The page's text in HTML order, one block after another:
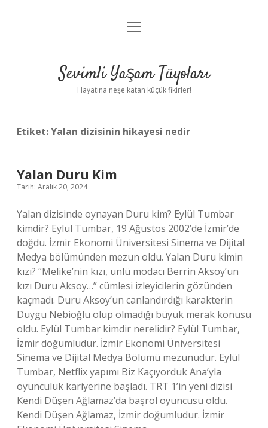
Anasayfa
Yasal Uyarı
menüyü
Sevimli Yaşam Tüyoları
Hayatına neşe katan küçük fikirler!
Etiket:Yalan dizisinin hikayesi nedir
Yalan Duru Kim
Tarih: Aralık 20, 2024
Yalan dizisinde oynayan Duru kim? Eylül Tumbar
kimdir? Eylül Tumbar, 19 Ağustos 2002’de İzmir’de
doğdu. İzmir Ekonomi Üniversitesi Sinema ve Dijital
Medya bölümünden mezun oldu. Yalan Duru kimin
kızı? “Melike’nin kızı, ünlü modacı Berrin Aksoy’un
kızı Duru Aksoy…” cümlesi izleyicilerin gözünden
kaçmadı. Duru Aksoy’un canlandırdığı karakterin
Duygu Nebioğlu olup olmadığı büyük merak konusu
oldu. Eylül Tumbar kimdir nerelidir? Eylül Tumbar,
İzmir doğumludur. İzmir Ekonomi Üniversitesi
Sinema ve Dijital Medya Bölümü mezunudur. Eylül
Tumbar, Netflix yapımı Biz Kaçıyorduk Ana’yla
oyunculuk kariyerine başladı. TRT 1’in yeni dizisi
Kendi Düşen Ağlamaz’da başrol oyuncusu oldu.
Kendi Düşen Ağlamaz, İzmir doğumludur. İzmir